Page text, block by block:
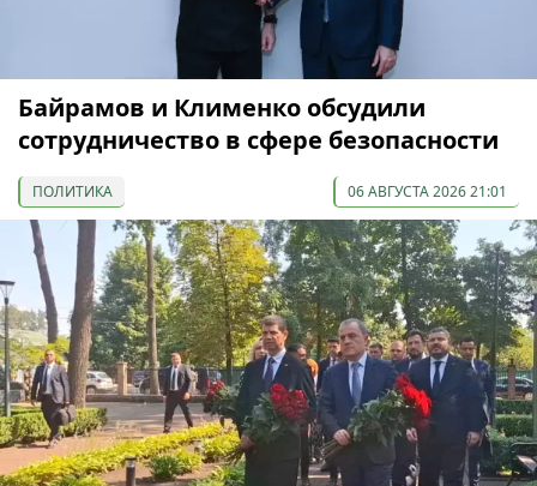
Байрамов и Клименко обсудили
сотрудничество в сфере безопасности
ПОЛИТИКА 06 АВГУСТА 2026 21:01